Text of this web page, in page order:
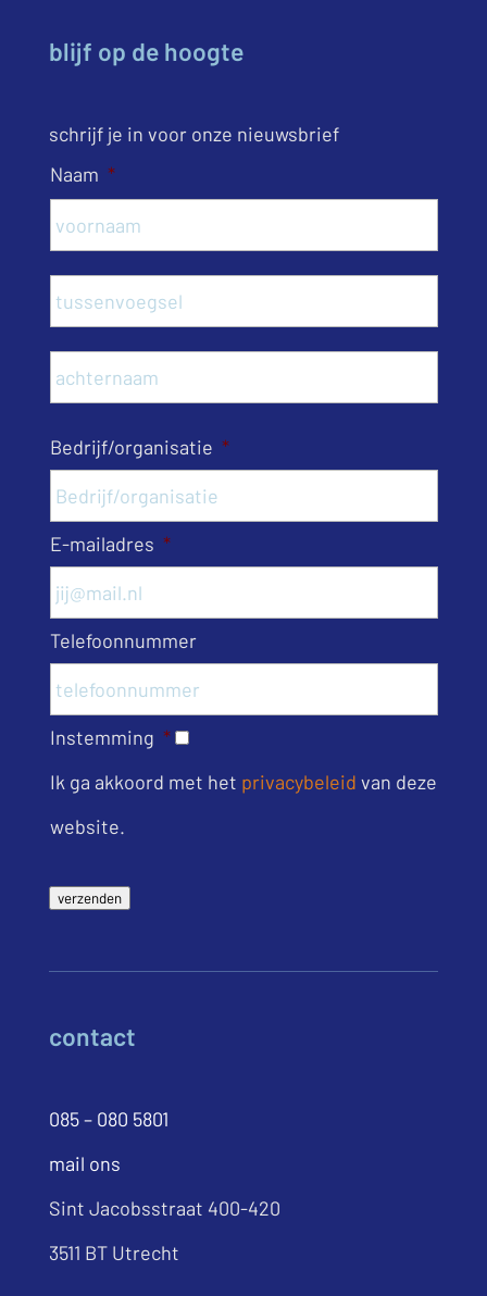
blijf op de hoogte
schrijf je in voor onze nieuwsbrief
Naam *
Bedrijf/organisatie *
E-mailadres *
Telefoonnummer
Instemming *
Ik ga akkoord met het privacybeleid van deze
website.
verzenden
contact
085 – 080 5801
mail ons
Sint Jacobsstraat 400-420
3511 BT Utrecht